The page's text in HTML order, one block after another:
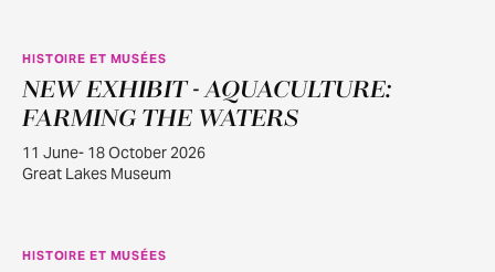
JUIN
11
HISTOIRE ET MUSÉES
NEW EXHIBIT - AQUACULTURE:
FARMING THE WATERS
11 June- 18 October 2026
Great Lakes Museum
HISTOIRE ET MUSÉES